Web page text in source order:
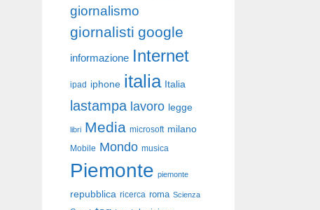
giornalismo
giornalisti google
informazione Internet
ipad iphone italia Italia
lastampa lavoro legge
libri Media microsoft milano
Mobile Mondo musica
Piemonte piemonte
repubblica ricerca roma Scienza